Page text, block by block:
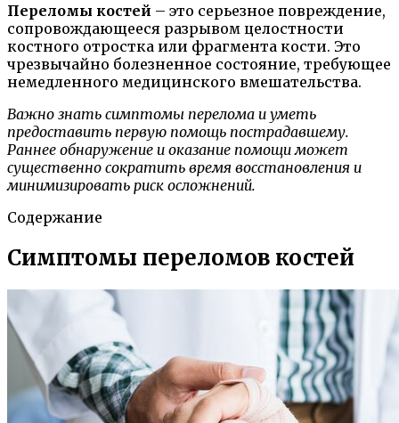
Переломы костей – это серьезное повреждение,
сопровождающееся разрывом целостности
костного отростка или фрагмента кости. Это
чрезвычайно болезненное состояние, требующее
немедленного медицинского вмешательства.
Важно знать симптомы перелома и уметь
предоставить первую помощь пострадавшему.
Раннее обнаружение и оказание помощи может
существенно сократить время восстановления и
минимизировать риск осложнений.
Содержание
Симптомы переломов костей